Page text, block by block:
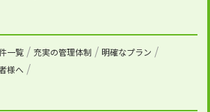
一覧 充実の管理体制
明確なプラン
様へ